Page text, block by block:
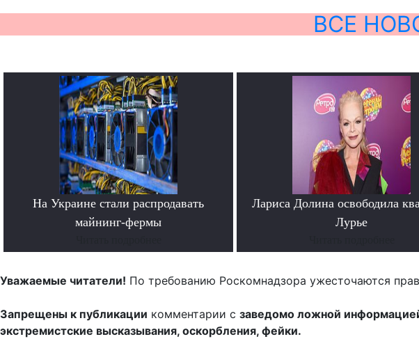
ВСЕ
На Украине стали распродавать
майнинг-фермы
Лариса Долина освободила
Лурье
Уважаемые читатели! По требованию Роскомнадзора ужесточаются
Запрещены к публикации комментарии с заведомо ложной
экстремистские высказывания, оскорбления, фейки.